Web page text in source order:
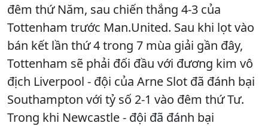
đêm thứ Năm, sau chiến thắng 4-3 của
Tottenham trước Man.United. Sau khi lọt vào
bán kết lần thứ 4 trong 7 mùa giải gần đây,
Tottenham sẽ phải đối đầu với đương kim vô
địch Liverpool - đội của Arne Slot đã đánh bại
Southampton với tỷ số 2-1 vào đêm thứ Tư.
Trong khi Newcastle - đội đã đánh bại